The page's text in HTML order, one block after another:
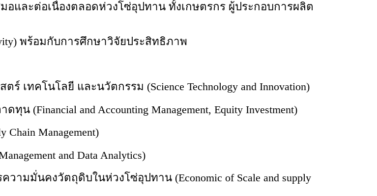
และต่อเนื่องตลอดห่วงโซ่อุปทาน ทั้งเกษตรกร ผู้ประกอบการผลิต
พร้อมกับการศึกษาวิจัยประสิทธิภาพ
เทคโนโลยี และนวัตกรรม (Science Technology and Innovation)
(Financial and Accounting Management, Equity Investment)
Management)
and Data Analytics)
มมั่นคงวัตถุดิบในห่วงโซ่อุปทาน (Economic of Scale and supply